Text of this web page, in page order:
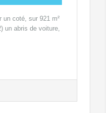
un coté, sur 921 m²
un abris de voiture,